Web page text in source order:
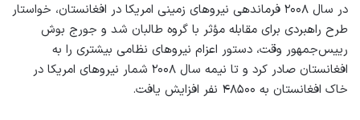
در سال ۲۰۰۸ فرماندهی نیرو‌های زمینی امریکا در افغانستان، خواستار
طرح راهبردی برای مقابله مؤثر با گروه طالبان شد و جورج بوش
رییس‌جمهور وقت، دستور اعزام نیرو‌های نظامی بیشتری را به
افغانستان صادر کرد و تا نیمه سال ۲۰۰۸ شمار نیرو‌های امریکا در
خاک افغانستان به ۴۸۵۰۰ نفر افزایش یافت.